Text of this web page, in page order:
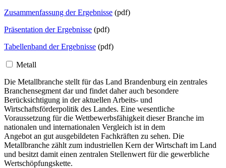
Zusammenfassung der Ergebnisse (pdf)
Präsentation der Ergebnisse (pdf)
Tabellenband der Ergebnisse (pdf)
Metall
Die Metallbranche stellt für das Land Brandenburg ein zentrales
Branchensegment dar und findet daher auch besondere
Berücksichtigung in der aktuellen Arbeits- und
Wirtschaftsförderpolitik des Landes. Eine wesentliche
Voraussetzung für die Wettbewerbsfähigkeit dieser Branche im
nationalen und internationalen Vergleich ist in dem
Angebot an gut ausgebildeten Fachkräften zu sehen. Die
Metallbranche zählt zum industriellen Kern der Wirtschaft im Land
und besitzt damit einen zentralen Stellenwert für die gewerbliche
Wertschöpfungskette.